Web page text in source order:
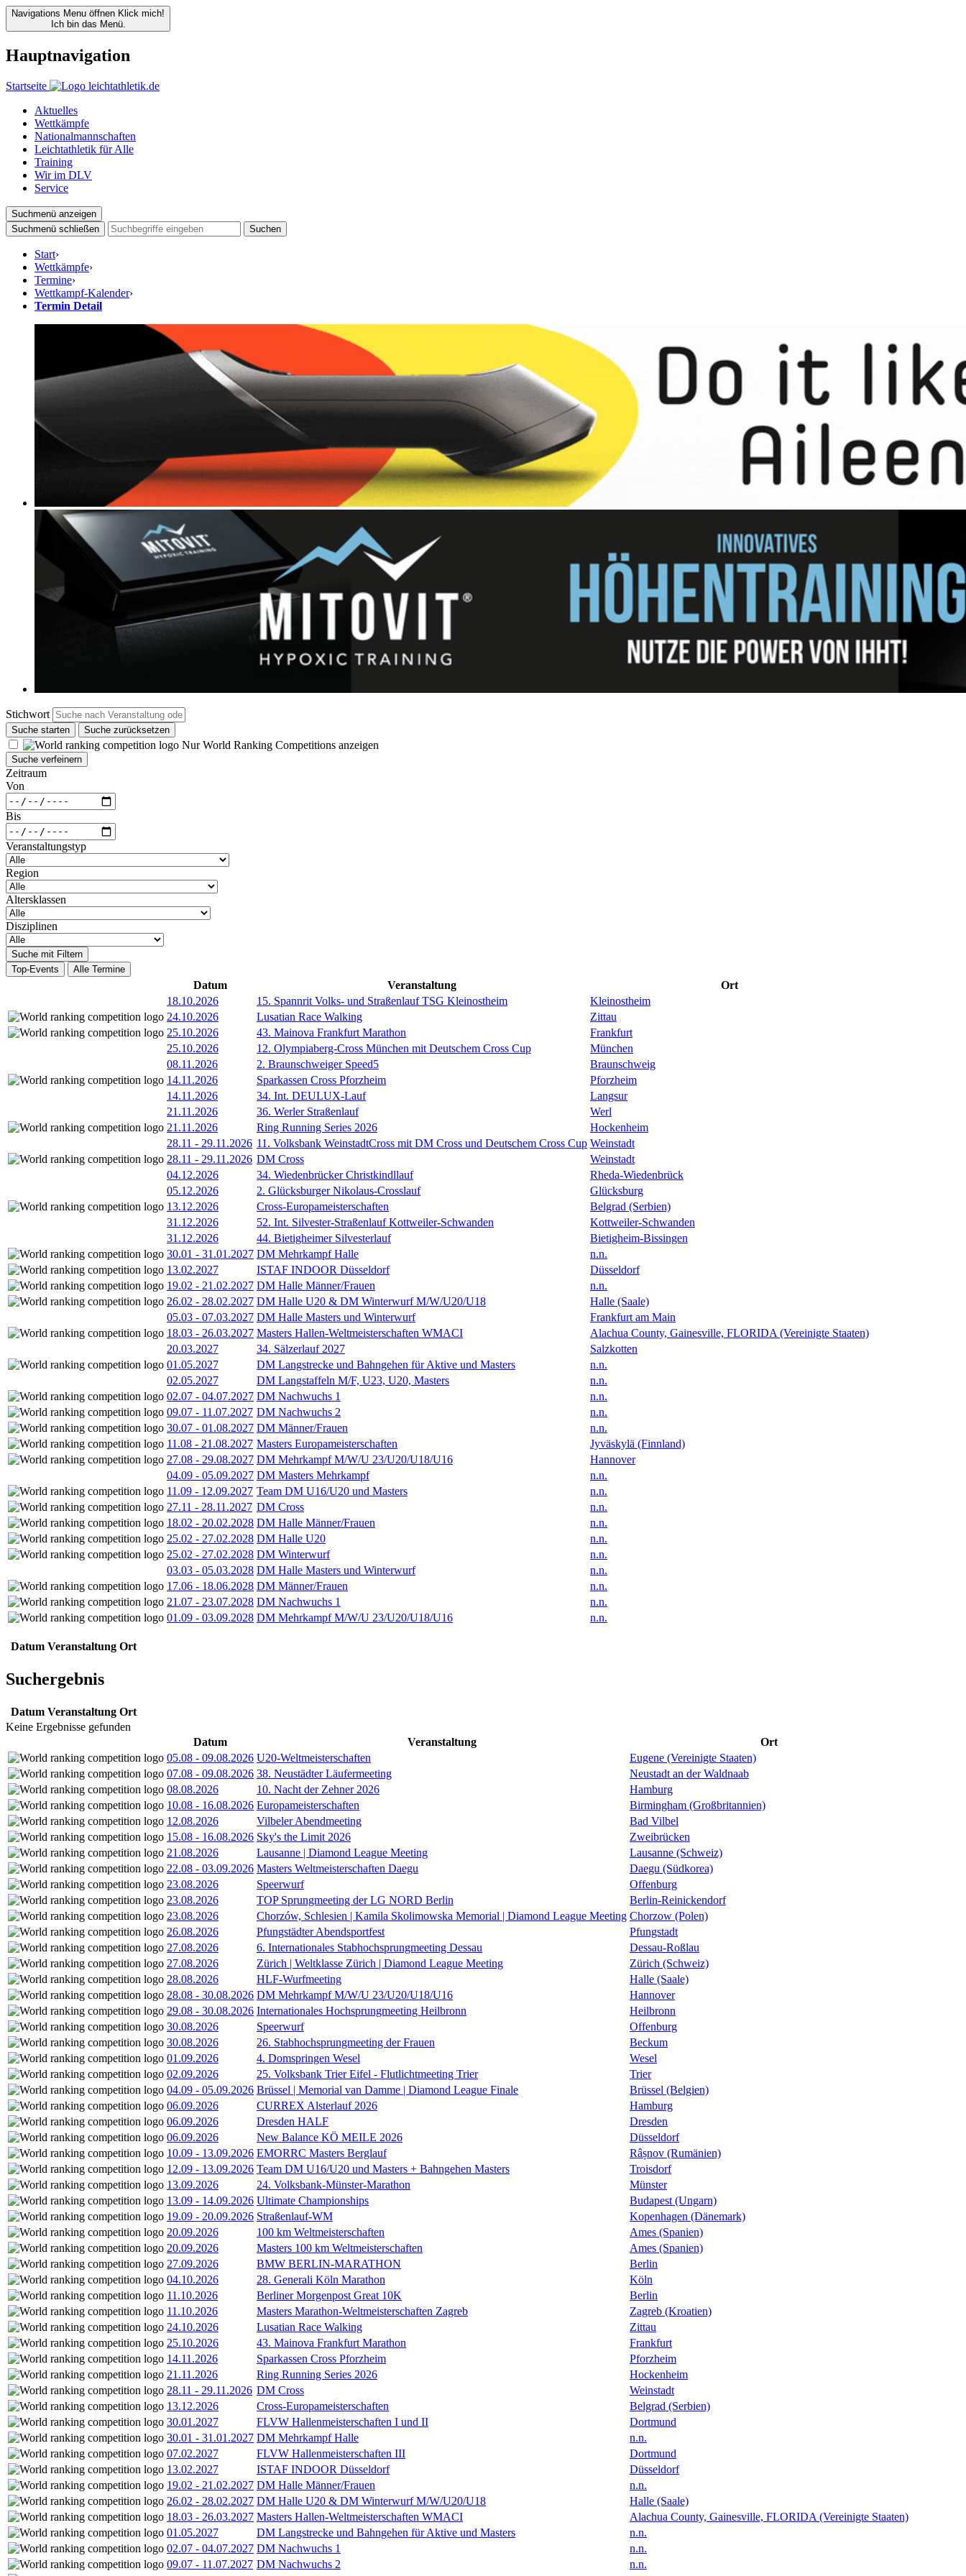
Navigations Menu öffnen Klick mich!
Ich bin das Menü.
Hauptnavigation
Startseite
Aktuelles
Wettkämpfe
Nationalmannschaften
Leichtathletik für Alle
Training
Wir im DLV
Service
Suchmenü anzeigen
Suchmenü schließen
Suchen
Start›
Wettkämpfe›
Termine›
Wettkampf-Kalender›
Termin Detail
Stichwort
Suche starten Suche zurücksetzen
Nur World Ranking Competitions anzeigen
Suche verfeinern
Zeitraum
Von
Bis
Veranstaltungstyp
Region
Altersklassen
Disziplinen
Suche mit Filtern
Top-Events
Alle Termine
Datum Veranstaltung
Ort
18.10.2026
15. Spannrit Volks- und Straßenlauf TSG Kleinostheim
Kleinostheim
24.10.2026
Lusatian Race Walking
Zittau
25.10.2026
43. Mainova Frankfurt Marathon
Frankfurt
25.10.2026
12. Olympiaberg-Cross München mit Deutschem Cross Cup
München
08.11.2026
2. Braunschweiger Speed5
Braunschweig
14.11.2026
Sparkassen Cross Pforzheim
Pforzheim
14.11.2026
34. Int. DEULUX-Lauf
Langsur
21.11.2026
36. Werler Straßenlauf
Werl
21.11.2026
Ring Running Series 2026
Hockenheim
28.11 - 29.11.2026 11. Volksbank WeinstadtCross mit DM Cross und Deutschem Cross Cup Weinstadt
28.11 - 29.11.2026 DM Cross
Weinstadt
04.12.2026
34. Wiedenbrücker Christkindllauf
Rheda-Wiedenbrück
05.12.2026
2. Glücksburger Nikolaus-Crosslauf
Glücksburg
13.12.2026
Cross-Europameisterschaften
Belgrad (Serbien)
31.12.2026
52. Int. Silvester-Straßenlauf Kottweiler-Schwanden
Kottweiler-Schwanden
31.12.2026
44. Bietigheimer Silvesterlauf
Bietigheim-Bissingen
30.01 - 31.01.2027 DM Mehrkampf Halle
n.n.
13.02.2027
ISTAF INDOOR Düsseldorf
Düsseldorf
19.02 - 21.02.2027 DM Halle Männer/Frauen
n.n.
26.02 - 28.02.2027 DM Halle U20 & DM Winterwurf M/W/U20/U18
Halle (Saale)
05.03 - 07.03.2027 DM Halle Masters und Winterwurf
Frankfurt am Main
18.03 - 26.03.2027 Masters Hallen-Weltmeisterschaften WMACI
Alachua County, Gainesville, FLORIDA (Vereinigte Staaten)
20.03.2027
34. Sälzerlauf 2027
Salzkotten
01.05.2027
DM Langstrecke und Bahngehen für Aktive und Masters
n.n.
02.05.2027
DM Langstaffeln M/F, U23, U20, Masters
n.n.
02.07 - 04.07.2027 DM Nachwuchs 1
n.n.
09.07 - 11.07.2027 DM Nachwuchs 2
n.n.
30.07 - 01.08.2027 DM Männer/Frauen
n.n.
11.08 - 21.08.2027 Masters Europameisterschaften
Jyväskylä (Finnland)
27.08 - 29.08.2027 DM Mehrkampf M/W/U 23/U20/U18/U16
Hannover
04.09 - 05.09.2027 DM Masters Mehrkampf
n.n.
11.09 - 12.09.2027 Team DM U16/U20 und Masters
n.n.
27.11 - 28.11.2027 DM Cross
n.n.
18.02 - 20.02.2028 DM Halle Männer/Frauen
n.n.
25.02 - 27.02.2028 DM Halle U20
n.n.
25.02 - 27.02.2028 DM Winterwurf
n.n.
03.03 - 05.03.2028 DM Halle Masters und Winterwurf
n.n.
17.06 - 18.06.2028 DM Männer/Frauen
n.n.
21.07 - 23.07.2028 DM Nachwuchs 1
n.n.
01.09 - 03.09.2028 DM Mehrkampf M/W/U 23/U20/U18/U16 n.n.
Datum Veranstaltung Ort
Suchergebnis
Datum Veranstaltung Ort
Keine Ergebnisse gefunden
Datum
Veranstaltung
Ort
05.08 - 09.08.2026 U20-Weltmeisterschaften
Eugene (Vereinigte Staaten)
07.08 - 09.08.2026 38. Neustädter Läufermeeting
Neustadt an der Waldnaab
08.08.2026
10. Nacht der Zehner 2026
Hamburg
10.08 - 16.08.2026 Europameisterschaften
Birmingham (Großbritannien)
12.08.2026
Vilbeler Abendmeeting
Bad Vilbel
15.08 - 16.08.2026 Sky's the Limit 2026
Zweibrücken
21.08.2026
Lausanne | Diamond League Meeting
Lausanne (Schweiz)
22.08 - 03.09.2026 Masters Weltmeisterschaften Daegu
Daegu (Südkorea)
23.08.2026
Speerwurf
Offenburg
23.08.2026
TOP Sprungmeeting der LG NORD Berlin
Berlin-Reinickendorf
23.08.2026
Chorzów, Schlesien | Kamila Skolimowska Memorial | Diamond League Meeting Chorzow (Polen)
26.08.2026
Pfungstädter Abendsportfest
Pfungstadt
27.08.2026
6. Internationales Stabhochsprungmeeting Dessau
Dessau-Roßlau
27.08.2026
Zürich | Weltklasse Zürich | Diamond League Meeting
Zürich (Schweiz)
28.08.2026
HLF-Wurfmeeting
Halle (Saale)
28.08 - 30.08.2026 DM Mehrkampf M/W/U 23/U20/U18/U16
Hannover
29.08 - 30.08.2026 Internationales Hochsprungmeeting Heilbronn
Heilbronn
30.08.2026
Speerwurf
Offenburg
30.08.2026
26. Stabhochsprungmeeting der Frauen
Beckum
01.09.2026
4. Domspringen Wesel
Wesel
02.09.2026
25. Volksbank Trier Eifel - Flutlichtmeeting Trier
Trier
04.09 - 05.09.2026 Brüssel | Memorial van Damme | Diamond League Finale
Brüssel (Belgien)
06.09.2026
CURREX Alsterlauf 2026
Hamburg
06.09.2026
Dresden HALF
Dresden
06.09.2026
New Balance KÖ MEILE 2026
Düsseldorf
10.09 - 13.09.2026 EMORRC Masters Berglauf
Râșnov (Rumänien)
12.09 - 13.09.2026 Team DM U16/U20 und Masters + Bahngehen Masters
Troisdorf
13.09.2026
24. Volksbank-Münster-Marathon
Münster
13.09 - 14.09.2026 Ultimate Championships
Budapest (Ungarn)
19.09 - 20.09.2026 Straßenlauf-WM
Kopenhagen (Dänemark)
20.09.2026
100 km Weltmeisterschaften
Ames (Spanien)
20.09.2026
Masters 100 km Weltmeisterschaften
Ames (Spanien)
27.09.2026
BMW BERLIN-MARATHON
Berlin
04.10.2026
28. Generali Köln Marathon
Köln
11.10.2026
Berliner Morgenpost Great 10K
Berlin
11.10.2026
Masters Marathon-Weltmeisterschaften Zagreb
Zagreb (Kroatien)
24.10.2026
Lusatian Race Walking
Zittau
25.10.2026
43. Mainova Frankfurt Marathon
Frankfurt
14.11.2026
Sparkassen Cross Pforzheim
Pforzheim
21.11.2026
Ring Running Series 2026
Hockenheim
28.11 - 29.11.2026 DM Cross
Weinstadt
13.12.2026
Cross-Europameisterschaften
Belgrad (Serbien)
30.01.2027
FLVW Hallenmeisterschaften I und II
Dortmund
30.01 - 31.01.2027 DM Mehrkampf Halle
n.n.
07.02.2027
FLVW Hallenmeisterschaften III
Dortmund
13.02.2027
ISTAF INDOOR Düsseldorf
Düsseldorf
19.02 - 21.02.2027 DM Halle Männer/Frauen
n.n.
26.02 - 28.02.2027 DM Halle U20 & DM Winterwurf M/W/U20/U18
Halle (Saale)
18.03 - 26.03.2027 Masters Hallen-Weltmeisterschaften WMACI
Alachua County, Gainesville, FLORIDA (Vereinigte Staaten)
01.05.2027
DM Langstrecke und Bahngehen für Aktive und Masters
n.n.
02.07 - 04.07.2027 DM Nachwuchs 1
n.n.
09.07 - 11.07.2027 DM Nachwuchs 2
n.n.